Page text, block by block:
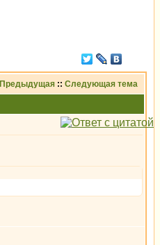
Предыдущая :: Следующая тема